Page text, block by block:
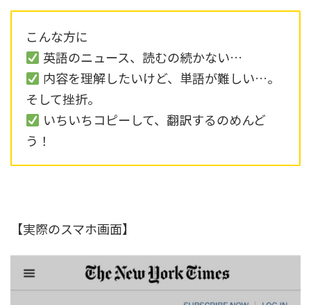
こんな方に
英語のニュース、読むの続かない…
内容を理解したいけど、単語が難しい…。
そして挫折。
いちいちコピーして、翻訳するのめんど
う！
【実際のスマホ画面】